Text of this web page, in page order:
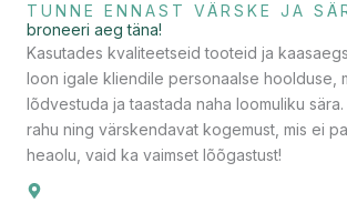
TUNNE ENNAST VÄRSKE JA
broneeri aeg täna!
Kasutades kvaliteetseid tooteid ja
loon igale kliendile personaalse hoolduse,
lõdvestuda ja taastada naha loomuliku
rahu ning värskendavat kogemust, mis ei
heaolu, vaid ka vaimset lõõgastust!